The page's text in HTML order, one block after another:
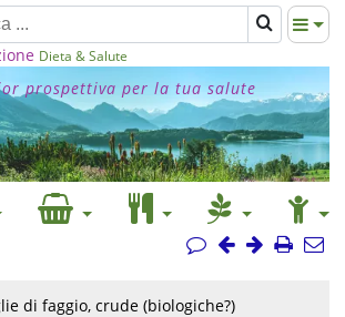
Dieta & Salute
prospettiva per la tua salute
di faggio, crude (biologiche?)